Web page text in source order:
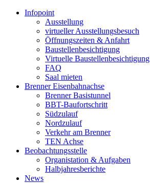
Infopoint
Ausstellung
virtueller Ausstellungsbesuch
Öffnungszeiten & Anfahrt
Baustellenbesichtigung
Virtuelle Baustellenbesichtigung
FAQ
Saal mieten
Brenner Eisenbahnachse
Brenner Basistunnel
BBT-Baufortschritt
Südzulauf
Nordzulauf
Verkehr am Brenner
TEN Achse
Beobachtungsstelle
Organistation & Aufgaben
Halbjahresberichte
News